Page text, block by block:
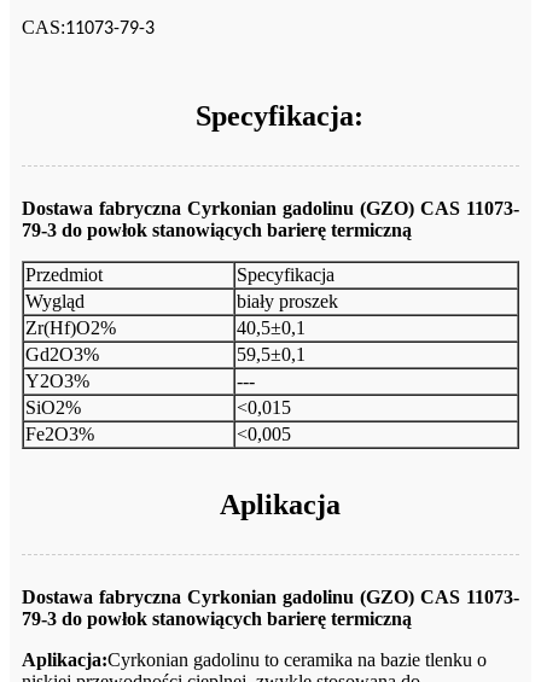
CAS:11073-79-3
Specyfikacja:
Dostawa fabryczna Cyrkonian gadolinu (GZO) CAS 11073-
79-3 do powłok stanowiących barierę termiczną
Przedmiot
Specyfikacja
Wygląd
biały proszek
Zr(Hf)O2%
40,5±0,1
Gd2O3%
59,5±0,1
Y2O3%
---
SiO2%
<0,015
Fe2O3%
<0,005
Aplikacja
Dostawa fabryczna Cyrkonian gadolinu (GZO) CAS 11073-
79-3 do powłok stanowiących barierę termiczną
Aplikacja:Cyrkonian gadolinu to ceramika na bazie tlenku o